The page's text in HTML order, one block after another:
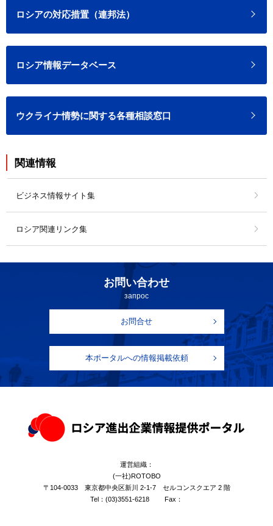
ロシアの対応措置（連邦法）
ロシア情報データベース
ウクライナ情勢に関する各種相談窓口
関連情報
ビジネス情報サイト集
ロシア関連リンク集
お問い合わせ
запрос
お問合せ
本ポータルへの情報掲載依頼
運営組織：
(一社)ROTOBO
〒104-0033 東京都中央区新川 2-1-7 セルコンスクエア 2 階
Tel： (03)3551-6218 Fax：